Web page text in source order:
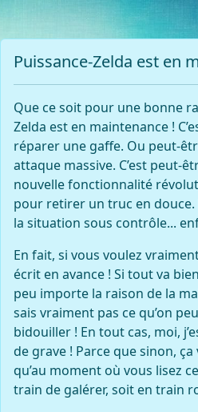
Puissance-Zelda est en
Que ce soit pour une bonne
Zelda est en maintenance !
réparer une gaffe. Ou peut-
attaque massive. C’est peut-
nouvelle fonctionnalité
pour retirer un truc en douce.
la situation sous contrôle...
En fait, si vous voulez
écrit en avance ! Si tout va
peu importe la raison de la
sais vraiment pas ce qu’on
bidouiller ! En tout cas, moi,
de grave ! Parce que sinon,
qu’au moment où vous lisez
train de galérer, soit en train